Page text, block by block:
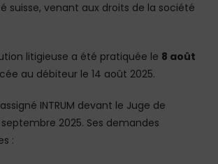
suisse, venant aux droits de la société
litigieuse a été pratiquée le 8 août
au débiteur le 14 août 2025.
INTRUM devant le Juge de
2025. Ses demandes
: